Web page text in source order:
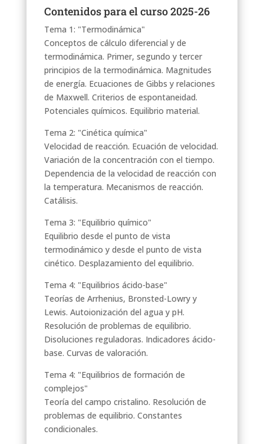
Contenidos para el curso 2025-26
Tema 1: "Termodinámica"
Conceptos de cálculo diferencial y de
termodinámica. Primer, segundo y tercer
principios de la termodinámica. Magnitudes
de energía. Ecuaciones de Gibbs y relaciones
de Maxwell. Criterios de espontaneidad.
Potenciales químicos. Equilibrio material.
Tema 2: "Cinética química"
Velocidad de reacción. Ecuación de velocidad.
Variación de la concentración con el tiempo.
Dependencia de la velocidad de reacción con
la temperatura. Mecanismos de reacción.
Catálisis.
Tema 3: "Equilibrio químico"
Equilibrio desde el punto de vista
termodinámico y desde el punto de vista
cinético. Desplazamiento del equilibrio.
Tema 4: "Equilibrios ácido-base"
Teorías de Arrhenius, Bronsted-Lowry y
Lewis. Autoionización del agua y pH.
Resolución de problemas de equilibrio.
Disoluciones reguladoras. Indicadores ácido-
base. Curvas de valoración.
Tema 4: "Equilibrios de formación de
complejos"
Teoría del campo cristalino. Resolución de
problemas de equilibrio. Constantes
condicionales.